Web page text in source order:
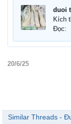
duoi
Kích
Đọc:
20/6/25
Similar Threads -